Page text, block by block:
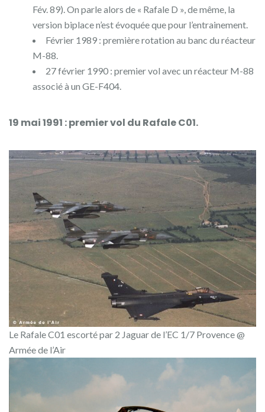
Fév. 89). On parle alors de « Rafale D », de même, la
version biplace n’est évoquée que pour l’entrainement.
Février 1989 : première rotation au banc du réacteur
M-88.
27 février 1990 : premier vol avec un réacteur M-88
associé à un GE-F404.
19 mai 1991 : premier vol du Rafale C01.
Le Rafale C01 escorté par 2 Jaguar de l’EC 1/7 Provence @
Armée de l’Air